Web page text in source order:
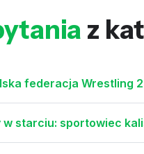
z
federacja Wrestling
w starciu: sportowiec